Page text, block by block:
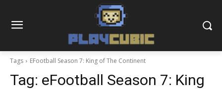
Tags EFootball Season 7: King of The Continent
Tag: eFootball Season 7: King